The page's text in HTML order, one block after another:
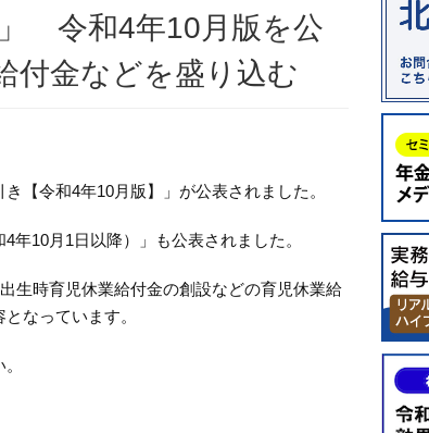
令和4年10月版を公
金などを盛り込む
【令和4年10月版】」が公表されました。
年10月1日以降）」も公表されました。
生時育児休業給付金の創設などの育児休業給
なっています。